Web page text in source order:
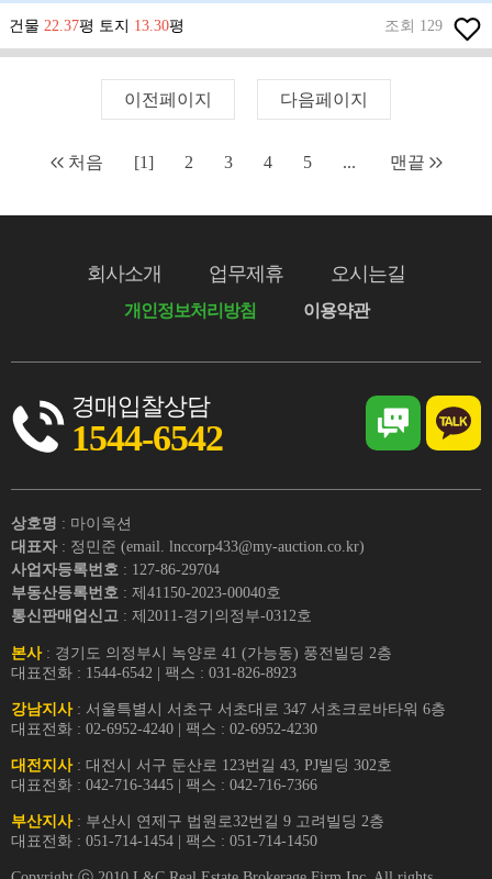
건물 22.37평 토지 13.30평 조회 129
이전페이지 다음페이지
처음 [1] 2 3 4 5 ... 맨끝
회사소개 업무제휴 오시는길
개인정보처리방침 이용약관
경매입찰상담
1544-6542
상호명 : 마이옥션
대표자 : 정민준 (email. lnccorp433@my-auction.co.kr)
사업자등록번호 : 127-86-29704
부동산등록번호 : 제41150-2023-00040호
통신판매업신고 : 제2011-경기의정부-0312호
본사: 경기도 의정부시 녹양로 41 (가능동) 풍전빌딩 2층
대표전화 : 1544-6542 | 팩스 : 031-826-8923
강남지사: 서울특별시 서초구 서초대로 347 서초크로바타워 6층
대표전화 : 02-6952-4240 | 팩스 : 02-6952-4230
대전지사: 대전시 서구 둔산로 123번길 43, PJ빌딩 302호
대표전화 : 042-716-3445 | 팩스 : 042-716-7366
부산지사: 부산시 연제구 법원로32번길 9 고려빌딩 2층
대표전화 : 051-714-1454 | 팩스 : 051-714-1450